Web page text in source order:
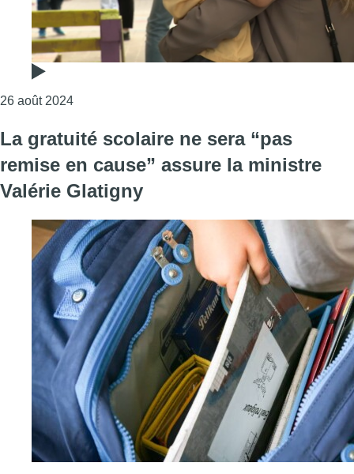
26 août 2024Consulter l'article "Extension du tronc commun,
La gratuité scolaire ne sera “pas
remise en cause” assure la ministre
Valérie Glatigny